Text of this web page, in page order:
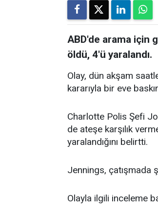
ABD'de arama için
öldü, 4'ü yaralandı.
Olay, dün akşam
kararıyla bir eve
Charlotte Polis Şefi
de ateşe karşılık
yaralandığını belirtti.
Jennings, çatışmada
Olayla ilgili inceleme